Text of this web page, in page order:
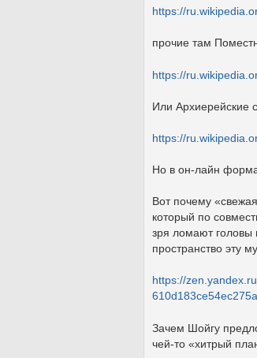
https://
прочие там
https://
Или Архиерейские
https://
Но в он-лайн
Вот почему
который по
зря ломают головы
пространство эту
https://
Зачем Шойгу
чей-то «хитрый